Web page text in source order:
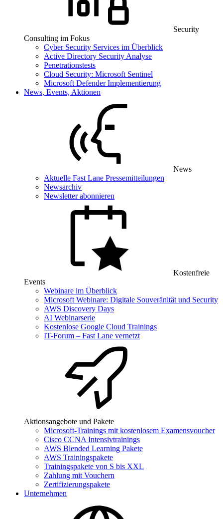
Security
Consulting im Fokus
Cyber Security Services im Überblick
Active Directory Security Analyse
Penetrationstests
Cloud Security: Microsoft Sentinel
Microsoft Defender Implementierung
News, Events, Aktionen
News
Aktuelle Fast Lane Pressemitteilungen
Newsarchiv
Newsletter abonnieren
Kostenfreie
Events
Webinare im Überblick
Microsoft Webinare: Digitale Souveränität und Security
AWS Discovery Days
AI Webinarserie
Kostenlose Google Cloud Trainings
IT-Forum – Fast Lane vernetzt
Aktionsangebote und Pakete
Microsoft-Trainings mit kostenlosem Examensvoucher
Cisco CCNA Intensivtrainings
AWS Blended Learning Pakete
AWS Trainingspakete
Trainingspakete von S bis XXL
Zahlung mit Vouchern
Zertifizierungspakete
Unternehmen